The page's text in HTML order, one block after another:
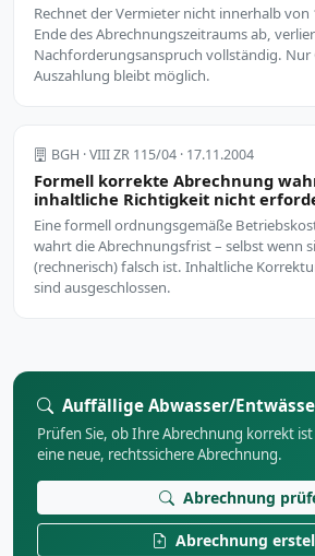
Rechnet der Vermieter nicht innerhalb
Ende des Abrechnungszeitraums ab,
Nachforderungsanspruch vollständig. Nur
Auszahlung bleibt möglich.
BGH · VIII ZR 115/04 · 17.11.2004
Formell korrekte Abrechnung
inhaltliche Richtigkeit nicht
Eine formell ordnungsgemäße
wahrt die Abrechnungsfrist – selbst wenn
(rechnerisch) falsch ist. Inhaltliche
sind ausgeschlossen.
Auffällige Abwasser/
Prüfen Sie, ob Ihre Abrechnung korrekt
eine neue, rechtssichere Abrechnung.
Abrechnung
Abrechnung